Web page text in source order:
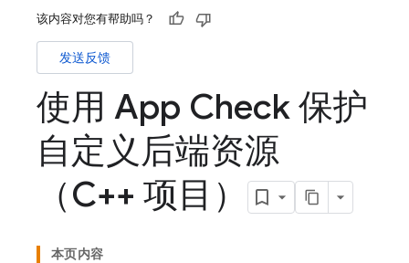
该内容对您有帮助吗？
发送反馈
使用 App Check 保护
自定义后端资源
（C++ 项目）
本页内容